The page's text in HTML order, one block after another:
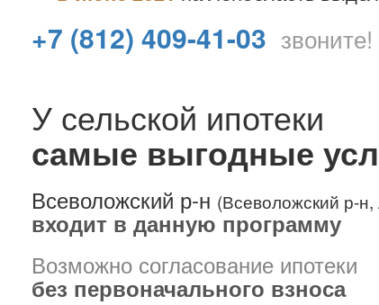
+7 (812) 409-41-03 звоните!
У сельской ипотеки
самые выгодные
Всеволожский р-н (Всеволожский р-
входит в данную программу
Возможно согласование ипотеки
без первоначального взноса